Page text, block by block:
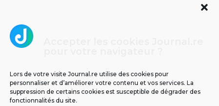
Lors de votre visite Journal.re utilise des cookies pour
personnaliser et d’améliorer votre contenu et vos services. La
suppression de certains cookies est susceptible de dégrader des
fonctionnalités du site.